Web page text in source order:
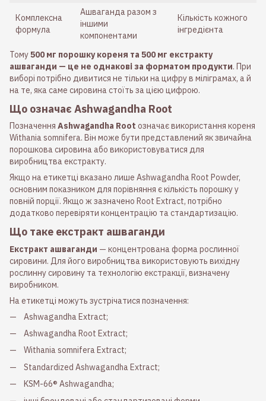
Комплексна
формула
Ашваганда разом з
іншими
компонентами
Кількість кожного
інгредієнта
Тому500 мг порошку кореня та 500 мг екстракту
ашваганди — це не однакові за форматом продукти. При
виборі потрібно дивитися не тільки на цифру в міліграмах, а й
на те, яка саме сировина стоїть за цією цифрою.
Що означає Ashwagandha Root
Позначення Ashwagandha Root означає використання кореня
Withania somnifera. Він може бути представлений як звичайна
порошкова сировина або використовуватися для
виробництва екстракту.
Якщо на етикетці вказано лише Ashwagandha Root Powder,
основним показником для порівняння є кількість порошку у
повній порції. Якщо ж зазначено Root Extract, потрібно
додатково перевіряти концентрацію та стандартизацію.
Що таке екстракт ашваганди
Екстракт ашваганди — концентрована форма рослинної
сировини. Для його виробництва використовують вихідну
рослинну сировину та технологію екстракції, визначену
виробником.
На етикетці можуть зустрічатися позначення:
Ashwagandha Extract;
Ashwagandha Root Extract;
Withania somnifera Extract;
Standardized Ashwagandha Extract;
KSM-66® Ashwagandha;